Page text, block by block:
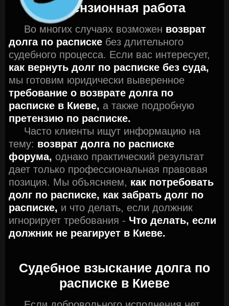
претензионная работа
Во многих случаях возможен возврат
долга по расписке без длительного
судебного процесса. Если вас интересует,
как вернуть долг по расписке без суда,
мы готовим юридически выверенное
требование о возврате долга по
расписке в Киеве, а также подробную
претензию по расписке.
Часто клиенты ищут информацию на
тему: возврат долга по расписке
форума, однако практический результат
дает только профессиональная правовая
позиция. Мы объясняем, как потребовать
долг по расписке, как забрать долг по
расписке, и что делать, если должник
игнорирует требования - Что делать, если
должник не реагирует в Киеве.
Судебное взыскание долга по
расписке в Киеве